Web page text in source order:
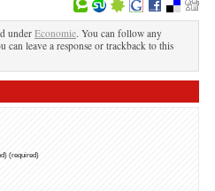
underEconomie. You can follow any
can leave a response or trackback to this
(required)